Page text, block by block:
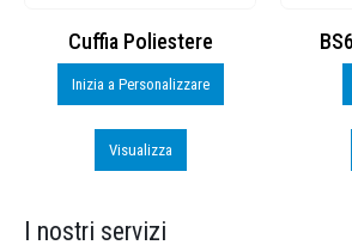
Cuffia Poliestere
Inizia a Personalizzare
Visualizza
I nostri servizi